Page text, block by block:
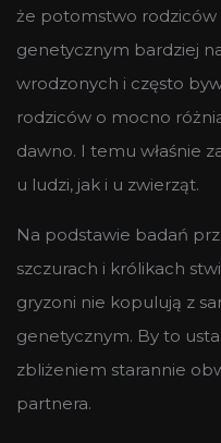
że potomstwo
genetycznym bardziej
wrodzonych i często
rodziców o mocno
dawno. I temu właśnie
u ludzi, jak i u zwierząt.
Na podstawie badań
szczurach i królikach
gryzoni nie kopulują z
genetycznym. By to
zbliżeniem starannie
partnera.